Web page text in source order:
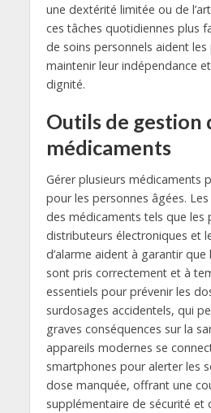
une dextérité limitée ou de
ces tâches quotidiennes plus
de soins personnels aident
maintenir leur indépendance
dignité.
Outils de gestion
médicaments
Gérer plusieurs médicaments
pour les personnes âgées.
des médicaments tels que les
distributeurs électroniques et
d’alarme aident à garantir
sont pris correctement et à
essentiels pour prévenir les
surdosages accidentels, qui
graves conséquences sur la
appareils modernes se
smartphones pour alerter les
dose manquée, offrant une
supplémentaire de sécurité et